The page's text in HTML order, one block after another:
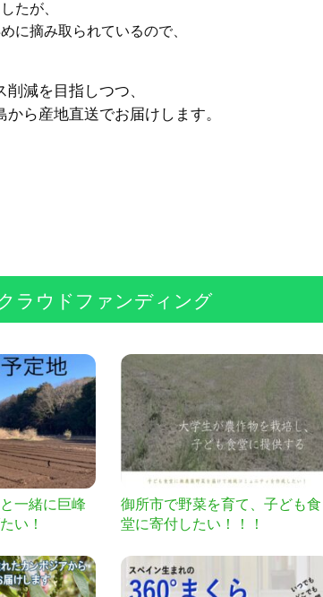
たが、
に摘み取られているので、
減を目指しつつ、
ら産地直送でお届けします。
ラウドファンディング
一緒に巨峰
い！
御所市で野菜を育て、子ども食
堂に寄付したい！！！